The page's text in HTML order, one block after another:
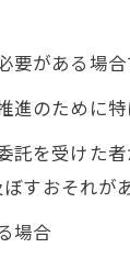
がある場
のために
を受けた
すおそれが
場合